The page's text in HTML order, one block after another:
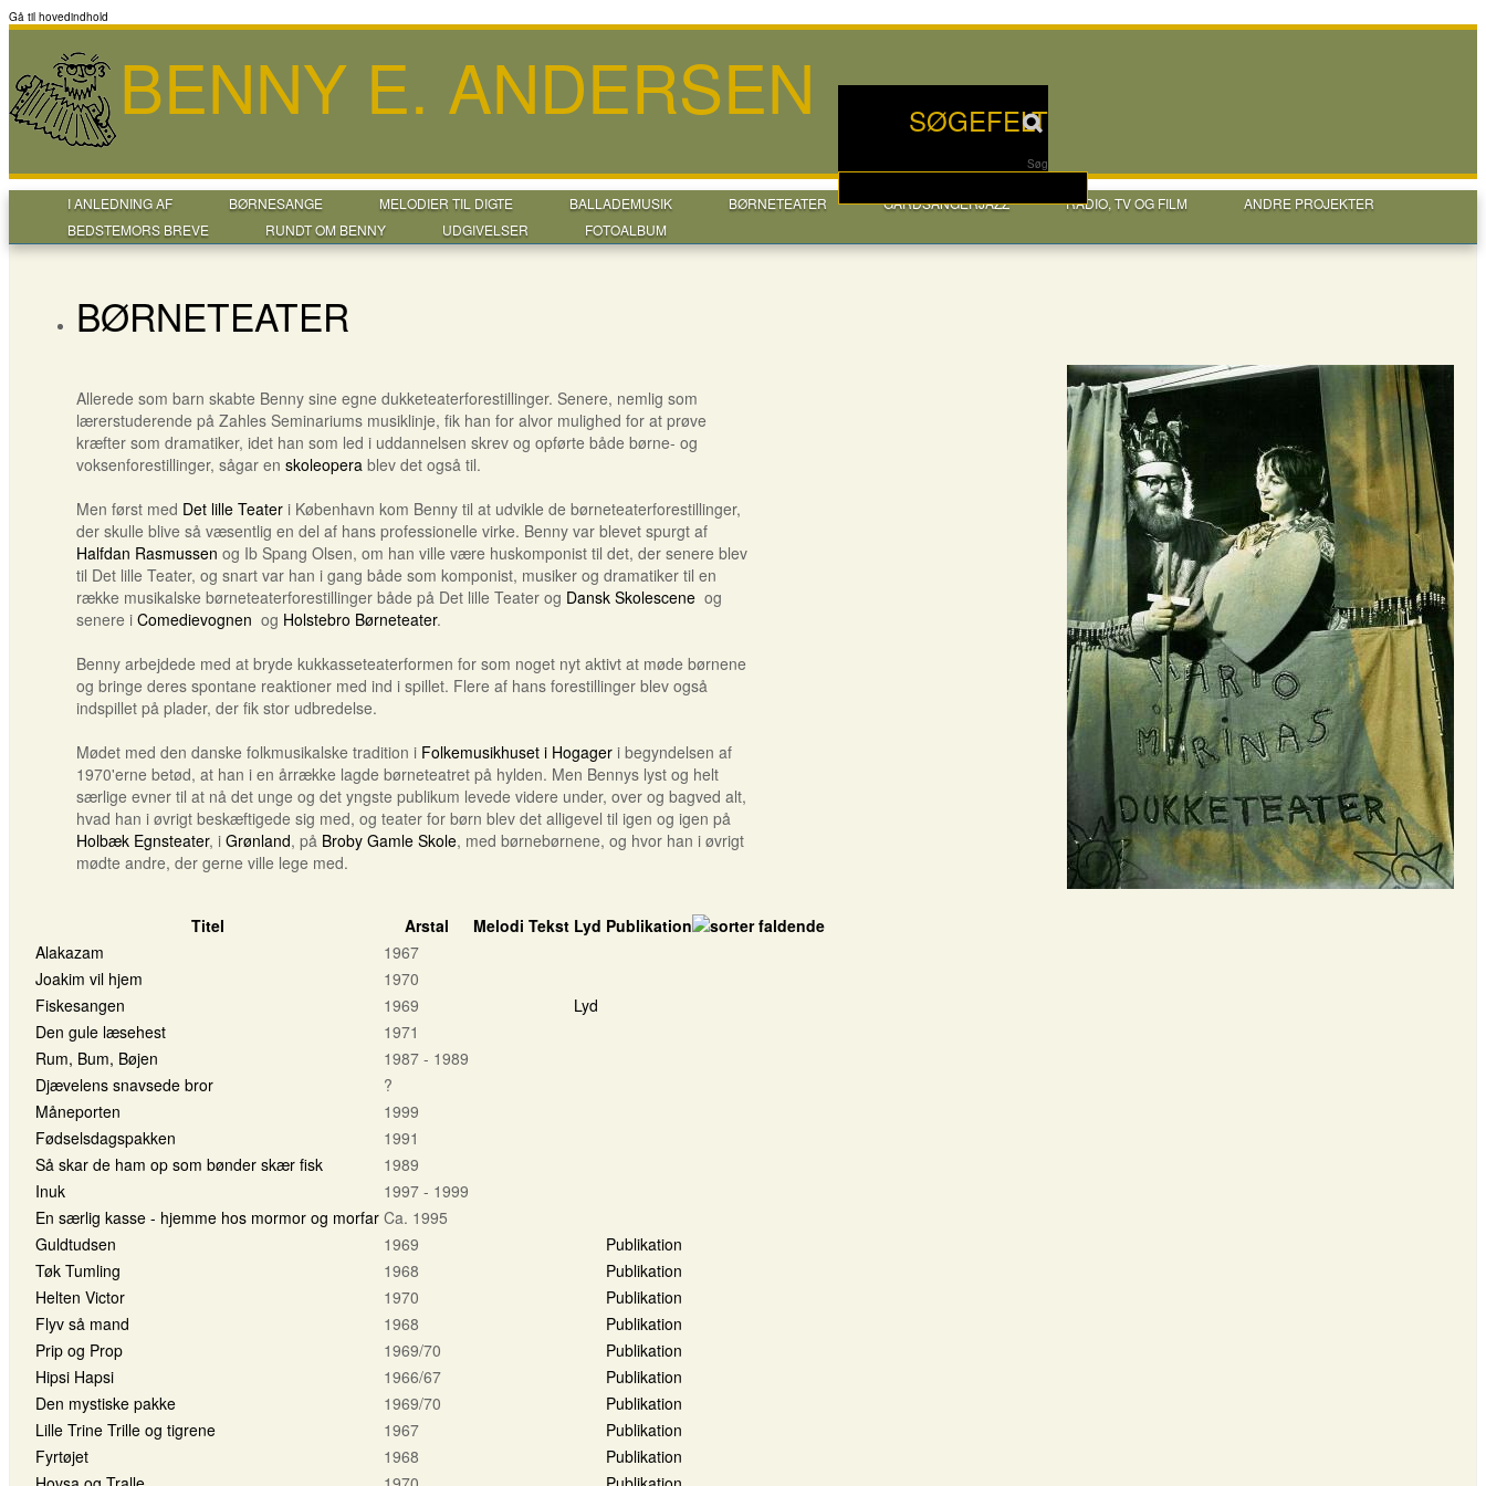
Gå til hovedindhold
SØGEFELT
Søg
BENNY E. ANDERSEN
I ANLEDNING AF BØRNESANGE MELODIER TIL DIGTE BALLADEMUSIK BØRNETEATER GÅRDSANGERJAZZ RADIO, TV OG FILM
ANDRE PROJEKTER
BEDSTEMORS BREVE
RUNDT OM BENNY UDGIVELSER FOTOALBUM
BØRNETEATER
Allerede som barn skabte Benny sine egne dukketeaterforestillinger. Senere, nemlig som
lærerstuderende på Zahles Seminariums musiklinje, fik han for alvor mulighed for at prøve
kræfter som dramatiker, idet han som led i uddannelsen skrev og opførte både børne- og
voksenforestillinger, sågar en skoleopera blev det også til.
Men først med Det lille Teater i København kom Benny til at udvikle de børneteaterforestillinger,
der skulle blive så væsentlig en del af hans professionelle virke. Benny var blevet spurgt af
Halfdan Rasmussen og Ib Spang Olsen, om han ville være huskomponist til det, der senere blev
til Det lille Teater, og snart var han i gang både som komponist, musiker og dramatiker til en
række musikalske børneteaterforestillinger både på Det lille Teater og Dansk Skolescene og
senere i Comedievognen og Holstebro Børneteater.
Benny arbejdede med at bryde kukkasseteaterformen for som noget nyt aktivt at møde børnene
og bringe deres spontane reaktioner med ind i spillet. Flere af hans forestillinger blev også
indspillet på plader, der fik stor udbredelse.
Mødet med den danske folkmusikalske tradition i Folkemusikhuset i Hogager i begyndelsen af
1970'erne betød, at han i en årrække lagde børneteatret på hylden. Men Bennys lyst og helt
særlige evner til at nå det unge og det yngste publikum levede videre under, over og bagved alt,
hvad han i øvrigt beskæftigede sig med, og teater for børn blev det alligevel til igen og igen på
Holbæk Egnsteater, i Grønland, på Broby Gamle Skole, med børnebørnene, og hvor han i øvrigt
mødte andre, der gerne ville lege med.
Titel Arstal Melodi Tekst Lyd Publikation
Alakazam
1967
Joakim vil hjem
1970
Fiskesangen
1969
Lyd
Den gule læsehest
1971
Rum, Bum, Bøjen
1987 - 1989
Djævelens snavsede bror
?
Måneporten
1999
Fødselsdagspakken
1991
Så skar de ham op som bønder skær fisk
1989
Inuk
1997 - 1999
En særlig kasse - hjemme hos mormor og morfar Ca. 1995
Guldtudsen
1969
Publikation
Tøk Tumling
1968
Publikation
Helten Victor
1970
Publikation
Flyv så mand
1968
Publikation
Prip og Prop
1969/70
Publikation
Hipsi Hapsi
1966/67
Publikation
Den mystiske pakke
1969/70
Publikation
Lille Trine Trille og tigrene
1967
Publikation
Fyrtøjet
1968
Publikation